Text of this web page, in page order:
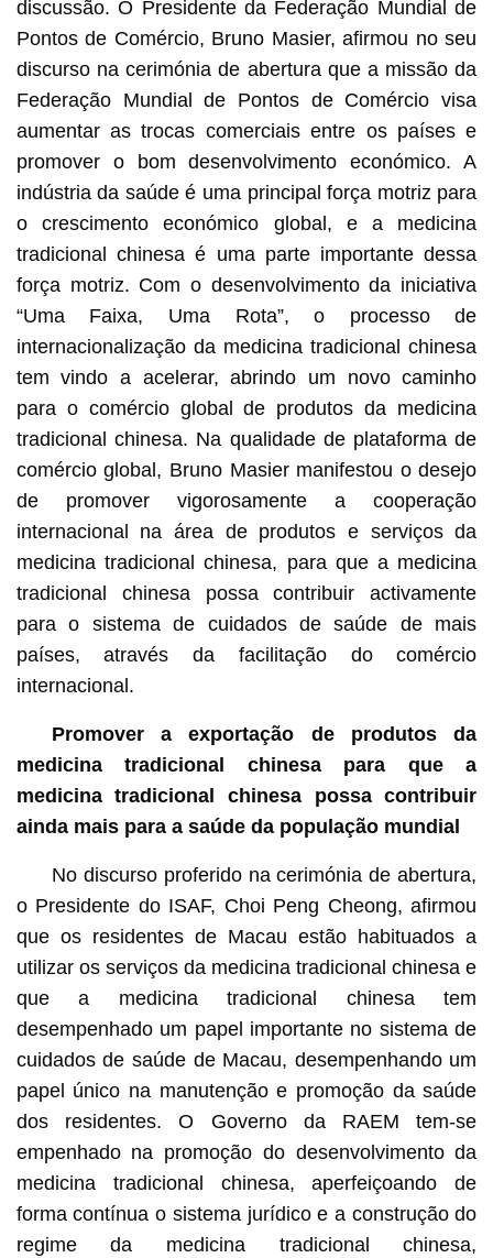
discussão. O Presidente da Federação Mundial de
Pontos de Comércio, Bruno Masier, afirmou no seu
discurso na cerimónia de abertura que a missão da
Federação Mundial de Pontos de Comércio visa
aumentar as trocas comerciais entre os países e
promover o bom desenvolvimento económico. A
indústria da saúde é uma principal força motriz para
o crescimento económico global, e a medicina
tradicional chinesa é uma parte importante dessa
força motriz. Com o desenvolvimento da iniciativa
“Uma Faixa, Uma Rota”, o processo de
internacionalização da medicina tradicional chinesa
tem vindo a acelerar, abrindo um novo caminho
para o comércio global de produtos da medicina
tradicional chinesa. Na qualidade de plataforma de
comércio global, Bruno Masier manifestou o desejo
de promover vigorosamente a cooperação
internacional na área de produtos e serviços da
medicina tradicional chinesa, para que a medicina
tradicional chinesa possa contribuir activamente
para o sistema de cuidados de saúde de mais
países, através da facilitação do comércio
internacional.
Promover a exportação de produtos da
medicina tradicional chinesa para que a
medicina tradicional chinesa possa contribuir
ainda mais para a saúde da população mundial
No discurso proferido na cerimónia de abertura,
o Presidente do ISAF, Choi Peng Cheong, afirmou
que os residentes de Macau estão habituados a
utilizar os serviços da medicina tradicional chinesa e
que a medicina tradicional chinesa tem
desempenhado um papel importante no sistema de
cuidados de saúde de Macau, desempenhando um
papel único na manutenção e promoção da saúde
dos residentes. O Governo da RAEM tem-se
empenhado na promoção do desenvolvimento da
medicina tradicional chinesa, aperfeiçoando de
forma contínua o sistema jurídico e a construção do
regime da medicina tradicional chinesa,